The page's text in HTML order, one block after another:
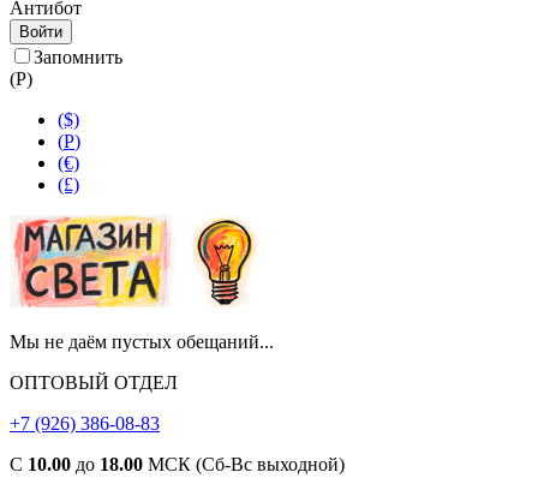
Антибот
Войти
Запомнить
(Р)
($)
(Р)
(€)
(£)
Мы не даём пустых обещаний...
ОПТОВЫЙ ОТДЕЛ
+7 (926) 386-08-83
С 10.00 до 18.00 МСК (Сб-Вс выходной)